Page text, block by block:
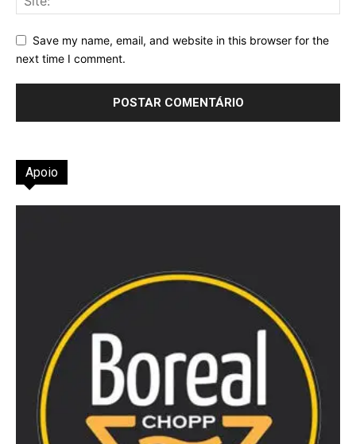
Save my name, email, and website in this browser for the
next time I comment.
Apoio